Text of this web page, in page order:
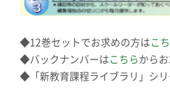
◆12巻セットでお求めの方はこ
◆バックナンバーはこちらからお
◆「新教育課程ライブラリ」シ